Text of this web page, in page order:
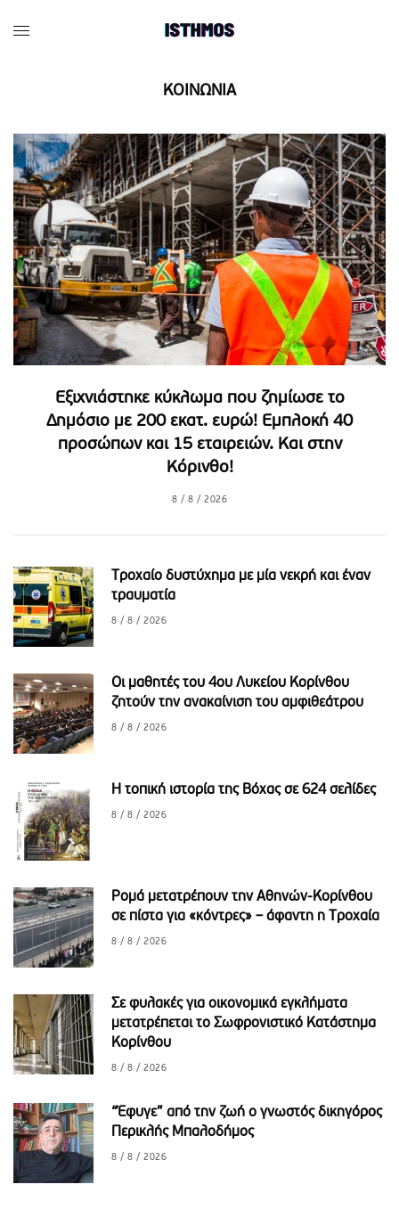
ΚΟΙΝΩΝΙΑ
Εξιχνιάστηκε κύκλωμα που ζημίωσε το
Δημόσιο με 200 εκατ. ευρώ! Εμπλοκή 40
προσώπων και 15 εταιρειών. Και στην
Κόρινθο!
8 / 8 / 2026
Τροχαίο δυστύχημα με μία νεκρή και έναν
τραυματία
8 / 8 / 2026
Οι μαθητές του 4ου Λυκείου Κορίνθου
ζητούν την ανακαίνιση του αμφιθεάτρου
8 / 8 / 2026
Η τοπική ιστορία της Βόχας σε 624 σελίδες
8 / 8 / 2026
Ρομά μετατρέπουν την Αθηνών-Κορίνθου
σε πίστα για «κόντρες» – άφαντη η Τροχαία
8 / 8 / 2026
Σε φυλακές για οικονομικά εγκλήματα
μετατρέπεται το Σωφρονιστικό Κατάστημα
Κορίνθου
8 / 8 / 2026
“Έφυγε” από την ζωή ο γνωστός δικηγόρος
Περικλής Μπαλοδήμος
8 / 8 / 2026